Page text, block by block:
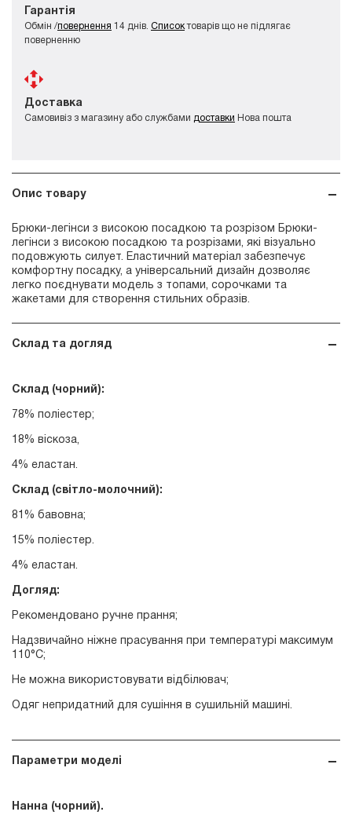
Гарантія
Обмін /повернення 14 днів. Списоктоварів що не підлягає
поверненню
Доставка
Самовивіз з магазину або службами доставки Нова пошта
Опис товару
Брюки-легінси з високою посадкою та розрізом Брюки-
легінси з високою посадкою та розрізами, які візуально
подовжують силует. Еластичний матеріал забезпечує
комфортну посадку, а універсальний дизайн дозволяє
легко поєднувати модель з топами, сорочками та
жакетами для створення стильних образів.
Склад та догляд
Склад (чорний):
78% поліестер;
18% віскоза,
4% еластан.
Склад (світло-молочний):
81% бавовна;
15% поліестер.
4% еластан.
Догляд:
Рекомендовано ручне прання;
Надзвичайно ніжне прасування при температурі максимум
110°С;
Не можна використовувати відбілювач;
Одяг непридатний для сушіння в сушильній машині.
Параметри моделі
Нанна (чорний).